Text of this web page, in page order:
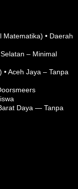
• Daerah
– Minimal
Aceh Jaya – Tanpa
Daya — Tanpa